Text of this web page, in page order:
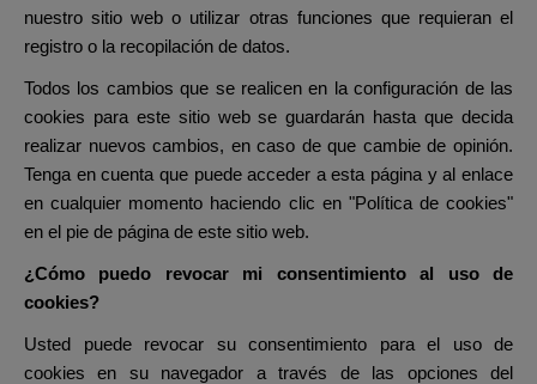
nuestro sitio web o utilizar otras funciones que requieran el
registro o la recopilación de datos.
Todos los cambios que se realicen en la configuración de las
cookies para este sitio web se guardarán hasta que decida
realizar nuevos cambios, en caso de que cambie de opinión.
Tenga en cuenta que puede acceder a esta página y al enlace
en cualquier momento haciendo clic en "Política de cookies"
en el pie de página de este sitio web.
¿Cómo puedo revocar mi consentimiento al uso de
cookies?
Usted puede revocar su consentimiento para el uso de
cookies en su navegador a través de las opciones del